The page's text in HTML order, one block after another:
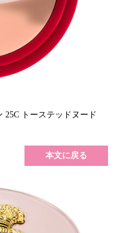
25C トーステッドヌード
本文に戻る